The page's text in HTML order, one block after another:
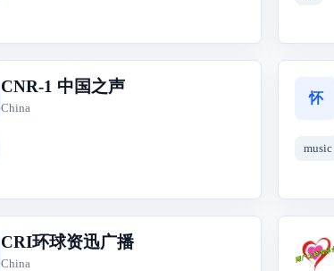
CNR-1 中国之声
China
怀
music
CRI环球资迅广播
China
两